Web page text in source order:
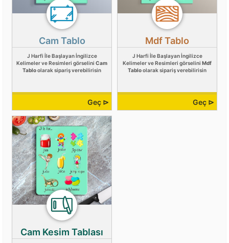
Cam Tablo
J Harfi İle Başlayan İngilizce
Kelimeler ve Resimleri görselini Cam
Tabloolarak sipariş verebilirisin
Geç ⊳
Mdf Tablo
J Harfi İle Başlayan İngilizce
Kelimeler ve Resimleri görselini Mdf
Tabloolarak sipariş verebilirisin
Geç ⊳
Cam Kesim Tablası